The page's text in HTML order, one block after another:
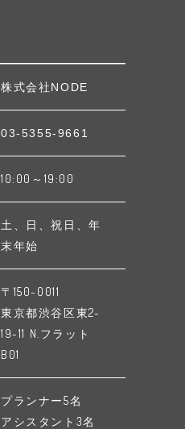
株式会社NODE
03-5355-9661
10:00～19:00
土、日、祝日、年
末年始
〒150-0011
東京都渋谷区東2-
19-11 N.フラット
B01
プランナー5名
アシスタント3名